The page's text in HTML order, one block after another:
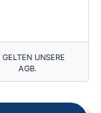
GELTEN UNSERE
AGB.